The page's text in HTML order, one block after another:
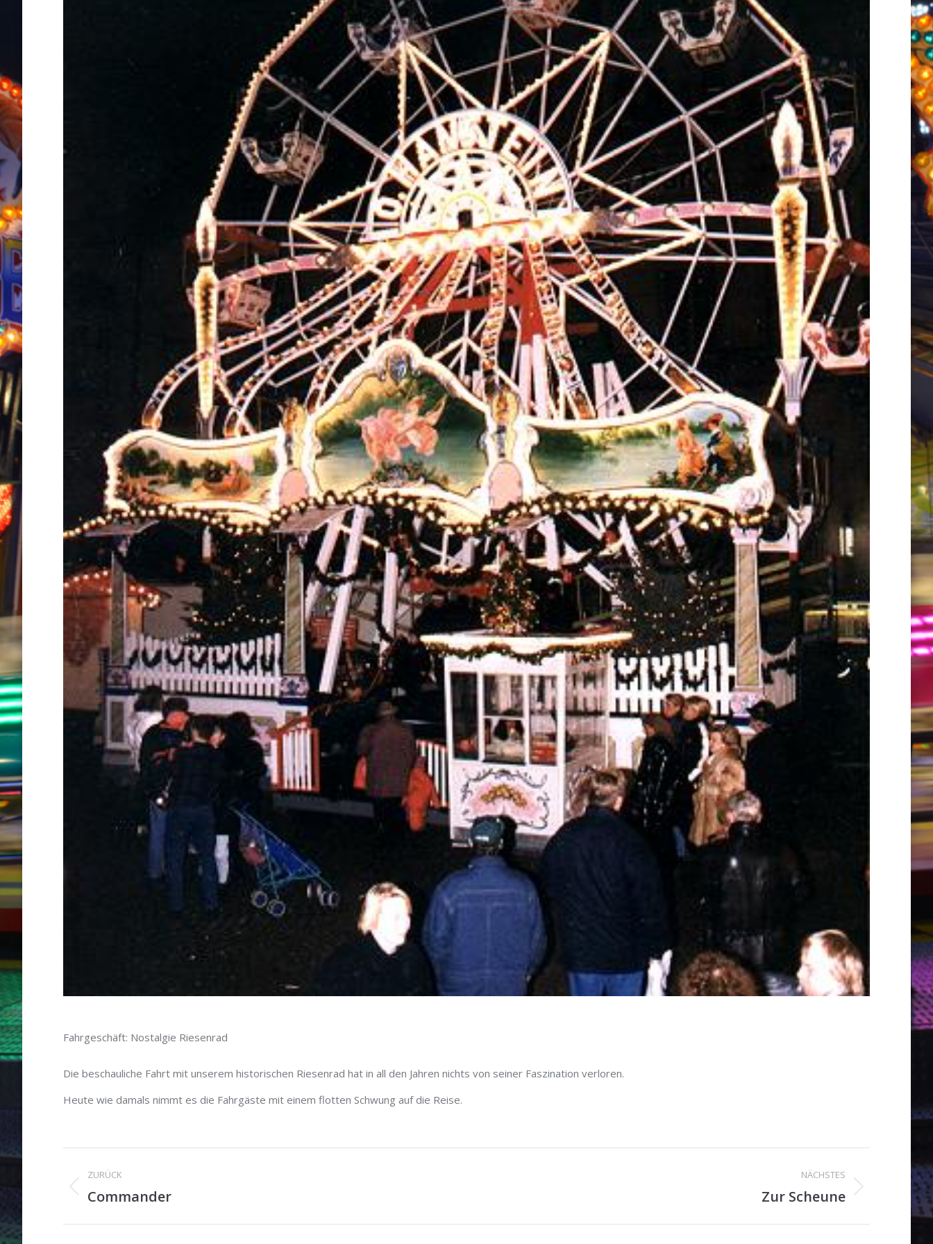
Fahrgeschäft: Nostalgie Riesenrad
Die beschauliche Fahrt mit unserem historischen Riesenrad hat in all den Jahren nichts von seiner Faszination verloren.
Heute wie damals nimmt es die Fahrgäste mit einem flotten Schwung auf die Reise.
Project
navigation
ZURÜCK
Previous
Commander
NÄCHSTES
Zur Scheune